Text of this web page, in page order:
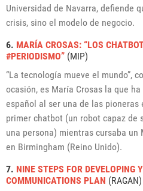
Universidad de Navarra, defiende
crisis, sino el modelo de negocio.
6. MARÍA CROSAS: “LOS
#PERIODISMO” (MIP)
“La tecnología mueve el mundo”,
ocasión, es María Crosas la que
español al ser una de las pioneras
primer chatbot (un robot capaz de
una persona) mientras cursaba un
en Birmingham (Reino Unido).
7. NINE STEPS FOR DEVELOPING
COMMUNICATIONS PLAN (RAGAN)